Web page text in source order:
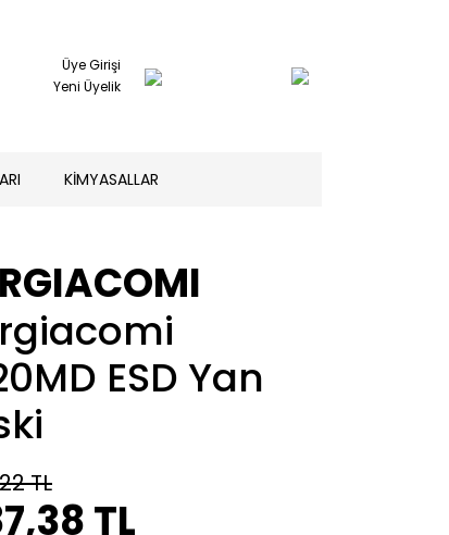
Üye Girişi
Yeni Üyelik
KİMYASALLAR
ESD Yan
TL
TL